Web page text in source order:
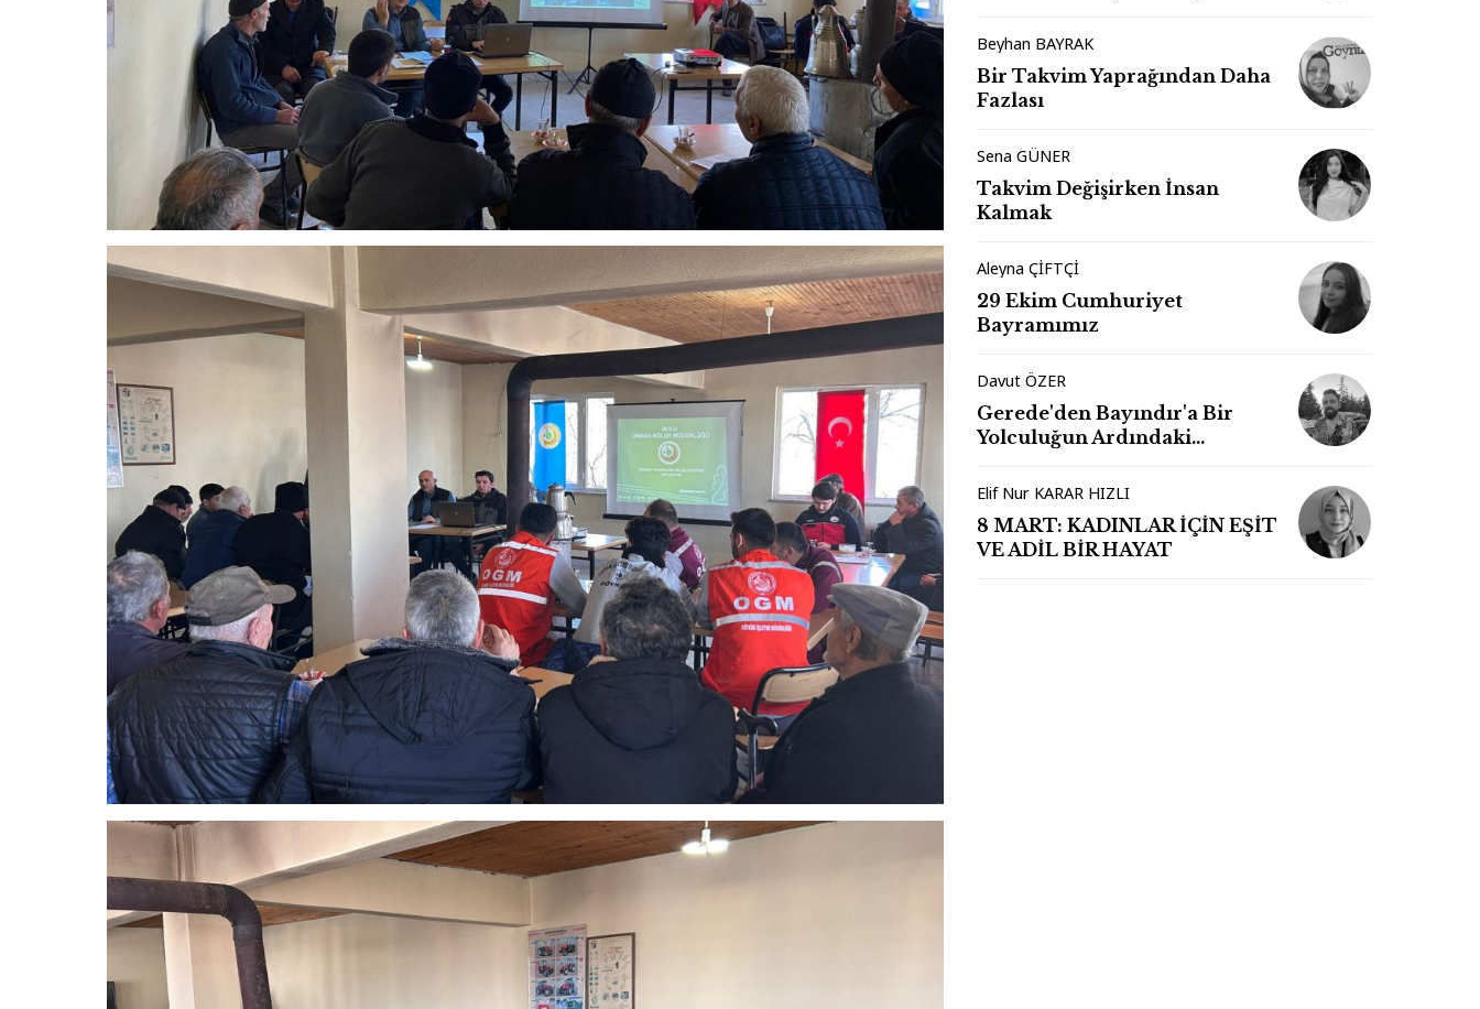
Beyhan BAYRAK
Bir Takvim Yaprağından Daha
Fazlası
Sena GÜNER
Takvim Değişirken İnsan
Kalmak
Aleyna ÇİFTÇİ
29 Ekim Cumhuriyet
Bayramımız
Davut ÖZER
Gerede'den Bayındır'a Bir
Yolculuğun Ardındaki
Elif Nur KARAR HIZLI
8 MART: KADINLAR İÇİN EŞİT
VE ADİL BİR HAYAT